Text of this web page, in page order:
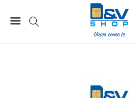
Coppie / Tris / Cinquina SIM
Coppia SIM Tim Numeri Facili